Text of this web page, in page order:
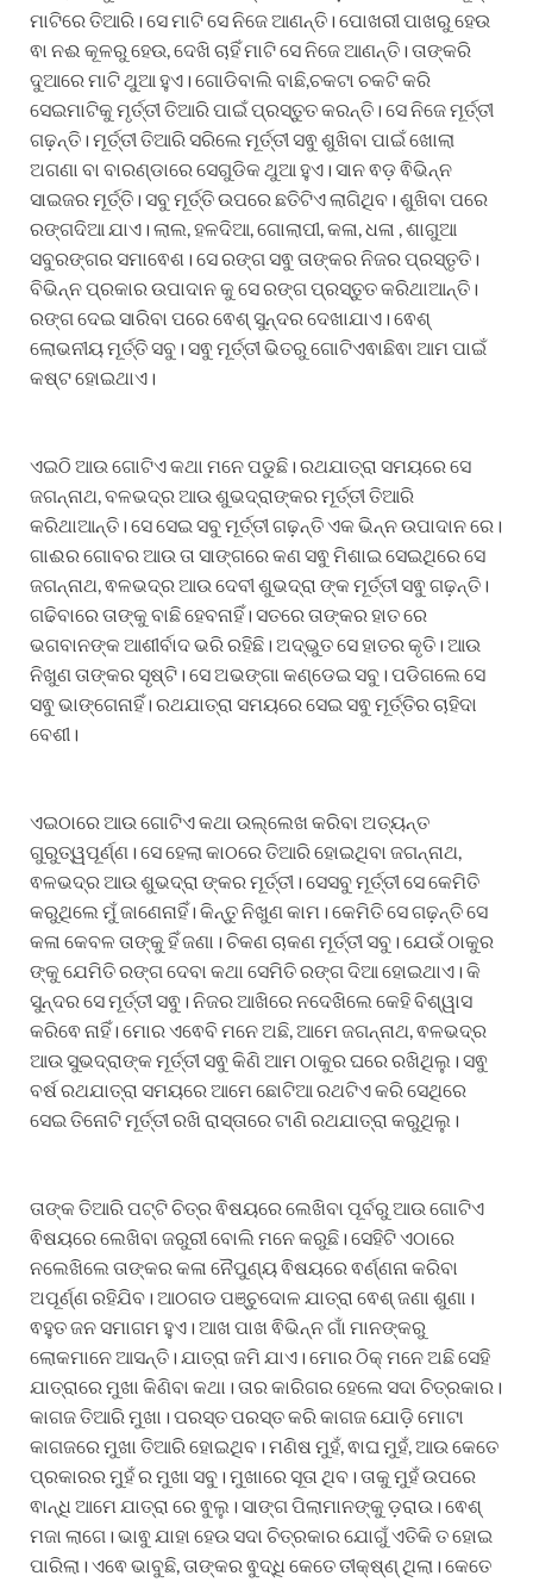
ମାଟିରେ ତିଆରି। ସେ ମାଟି ସେ ନିଜେ ଆଣନ୍ତି। ପୋଖରୀ ପାଖରୁ ହେଉ
ଵା ନଈ କୂଳରୁ ହେଉ, ଦେଖି ଚାହିଁ ମାଟି ସେ ନିଜେ ଆଣନ୍ତି। ତାଙ୍କରି
ଦୁଆରେ ମାଟି ଥୁଆ ହୁଏ। ଗୋଡିବାଲି ବାଛି,ଚକଟା ଚକଟି କରି
ସେଇମାଟିକୁ ମୃର୍ତ୍ତୀ ତିଆରି ପାଇଁ ପ୍ରସ୍ତୁତ କରନ୍ତି। ସେ ନିଜେ ମୂର୍ତ୍ତୀ
ଗଢ଼ନ୍ତି। ମୂର୍ତ୍ତୀ ତିଆରି ସରିଲେ ମୂର୍ତ୍ତୀ ସଵୁ ଶୁଖିବା ପାଇଁ ଖୋଲା
ଅଗଣା ବା ବାରଣ୍ଡାରେ ସେଗୁଡିକ ଥୁଆ ହୁଏ। ସାନ ଵଡ଼ ଵିଭିନ୍ନ
ସାଇଜର ମୂର୍ତ୍ତି। ସବୁ ମୂର୍ତ୍ତି ଉପରେ ଛତିଟିଏ ଲାଗିଥିବ। ଶୁଖିବା ପରେ
ରଙ୍ଗଦିଆ ଯାଏ। ଲାଲ, ହଳଦିଆ, ଗୋଲାପୀ, କଳା, ଧଳା , ଶାଗୁଆ
ସବୁରଙ୍ଗର ସମାଵେଶ। ସେ ରଙ୍ଗ ସଵୁ ତାଙ୍କର ନିଜର ପ୍ରସ୍ତୃତି।
ବିଭିନ୍ନ ପ୍ରକାର ଉପାଦାନ କୁ ସେ ରଙ୍ଗ ପ୍ରସ୍ତୁତ କରିଥାଆନ୍ତି।
ରଙ୍ଗ ଦେଇ ସାରିବା ପରେ ଵେଶ୍ ସୁନ୍ଦର ଦେଖାଯାଏ। ଵେଶ୍
ଲୋଭନୀୟ ମୂର୍ତ୍ତି ସବୁ। ସଵୁ ମୂର୍ତ୍ତୀ ଭିତରୁ ଗୋଟିଏଵାଛିଵା ଆମ ପାଇଁ
କଷ୍ଟ ହୋଇଥାଏ।
ଏଇଠି ଆଉ ଗୋଟିଏ କଥା ମନେ ପଡୁଛି। ରଥଯାତ୍ରା ସମୟରେ ସେ
ଜଗନ୍ନାଥ, ବଳଭଦ୍ର ଆଉ ଶୁଭଦ୍ରାଙ୍କର ମୂର୍ତ୍ତୀ ତିଆରି
କରିଥାଆନ୍ତି। ସେ ସେଇ ସବୁ ମୂର୍ତ୍ତୀ ଗଢ଼ନ୍ତି ଏକ ଭିନ୍ନ ଉପାଦାନ ରେ।
ଗାଈର ଗୋବର ଆଉ ତା ସାଙ୍ଗରେ କଣ ସଵୁ ମିଶାଇ ସେଇଥିରେ ସେ
ଜଗନ୍ନାଥ, ଵଳଭଦ୍ର ଆଉ ଦେବୀ ଶୁଭଦ୍ରା ଙ୍କ ମୂର୍ତ୍ତୀ ସଵୁ ଗଢ଼ନ୍ତି।
ଗଢିବାରେ ତାଙ୍କୁ ବାଛି ହେବନାହିଁ। ସତରେ ତାଙ୍କର ହାତ ରେ
ଭଗବାନଙ୍କ ଆଶୀର୍ବାଦ ଭରି ରହିଛି। ଅଦ୍ଭୁତ ସେ ହାତର କୃତି। ଆଉ
ନିଖୁଣ ତାଙ୍କର ସୃଷ୍ଟି। ସେ ଅଭଙ୍ଗା କଣ୍ଡେଇ ସବୁ। ପଡିଗଲେ ସେ
ସଵୁ ଭାଙ୍ଗେନାହିଁ। ରଥଯାତ୍ରା ସମୟରେ ସେଇ ସଵୁ ମୂର୍ତ୍ତିର ଚାହିଦା
ବେଶୀ।
ଏଇଠାରେ ଆଉ ଗୋଟିଏ କଥା ଉଲ୍ଲେଖ କରିବା ଅତ୍ୟନ୍ତ
ଗୁରୁତ୍ୱପୂର୍ଣ୍ଣ। ସେ ହେଲା କାଠରେ ତିଆରି ହୋଇଥିବା ଜଗନ୍ନାଥ,
ଵଳଭଦ୍ର ଆଉ ଶୁଭଦ୍ରା ଙ୍କର ମୂର୍ତ୍ତୀ। ସେସବୁ ମୂର୍ତ୍ତୀ ସେ କେମିତି
କରୁଥିଲେ ମୁଁ ଜାଣେନାହିଁ। କିନ୍ତୁ ନିଖୁଣ କାମ। କେମିତି ସେ ଗଢ଼ନ୍ତି ସେ
କଳା କେବଳ ତାଙ୍କୁ ହିଁ ଜଣା। ଚିକଣ ଚାକଣ ମୂର୍ତ୍ତୀ ସବୁ। ଯେଉଁ ଠାକୁର
ଙ୍କୁ ଯେମିତି ରଙ୍ଗ ଦେବା କଥା ସେମିତି ରଙ୍ଗ ଦିଆ ହୋଇଥାଏ। କି
ସୁନ୍ଦର ସେ ମୂର୍ତ୍ତୀ ସଵୁ। ନିଜର ଆଖିରେ ନଦେଖିଲେ କେହି ବିଶ୍ୱାସ
କରିଵେ ନାହିଁ। ମୋର ଏଵେବି ମନେ ଅଛି, ଆମେ ଜଗନ୍ନାଥ, ଵଳଭଦ୍ର
ଆଉ ସୁଭଦ୍ରାଙ୍କ ମୂର୍ତ୍ତୀ ସଵୁ କିଣି ଆମ ଠାକୁର ଘରେ ରଖିଥିଲୁ। ସଵୁ
ବର୍ଷ ରଥଯାତ୍ରା ସମୟରେ ଆମେ ଛୋଟିଆ ରଥଟିଏ କରି ସେଥିରେ
ସେଇ ତିନୋଟି ମୂର୍ତ୍ତୀ ରଖି ରାସ୍ତାରେ ଟାଣି ରଥଯାତ୍ରା କରୁଥିଲୁ।
ତାଙ୍କ ତିଆରି ପଟ୍ଟି ଚିତ୍ର ଵିଷୟରେ ଲେଖିବା ପୂର୍ବରୁ ଆଉ ଗୋଟିଏ
ଵିଷୟରେ ଲେଖିବା ଜରୁରୀ ବୋଲି ମନେ କରୁଛି। ସେହିଟି ଏଠାରେ
ନଲେଖିଲେ ତାଙ୍କର କଳା ନୈପୁଣ୍ୟ ଵିଷୟରେ ଵର୍ଣ୍ଣନା କରିବା
ଅପୂର୍ଣ୍ଣ ରହିଯିବ। ଆଠଗଡ ପଞ୍ଚୁଦୋଳ ଯାତ୍ରା ଵେଶ୍ ଜଣା ଶୁଣା।
ଵହୁତ ଜନ ସମାଗମ ହୁଏ। ଆଖ ପାଖ ଵିଭିନ୍ନ ଗାଁ ମାନଙ୍କରୁ
ଲୋକମାନେ ଆସନ୍ତି। ଯାତ୍ରା ଜମି ଯାଏ। ମୋର ଠିକ୍ ମନେ ଅଛି ସେହି
ଯାତ୍ରାରେ ମୁଖା କିଣିବା କଥା। ତାର କାରିଗର ହେଲେ ସଦା ଚିତ୍ରକାର।
କାଗଜ ତିଆରି ମୁଖା। ପରସ୍ତ ପରସ୍ତ କରି କାଗଜ ଯୋଡ଼ି ମୋଟା
କାଗଜରେ ମୁଖା ତିଆରି ହୋଇଥିବ। ମଣିଷ ମୁହଁ, ଵାଘ ମୁହଁ, ଆଉ କେତେ
ପ୍ରକାରର ମୁହଁ ର ମୁଖା ସବୁ। ମୁଖାରେ ସୂତା ଥିବ। ତାକୁ ମୁହଁ ଉପରେ
ଵାନ୍ଧି ଆମେ ଯାତ୍ରା ରେ ଵୁଲୁ। ସାଙ୍ଗ ପିଲାମାନଙ୍କୁ ଡ଼ରାଉ। ଵେଶ୍
ମଜା ଲାଗେ। ଭାଵୁ ଯାହା ହେଉ ସଦା ଚିତ୍ରକାର ଯୋଗୁଁ ଏତିକି ତ ହୋଇ
ପାରିଲା। ଏଵେ ଭାବୁଛି, ତାଙ୍କର ଵୁଦ୍ଧି କେତେ ତୀକ୍ଷ୍ଣ୍ ଥିଲା। କେତେ